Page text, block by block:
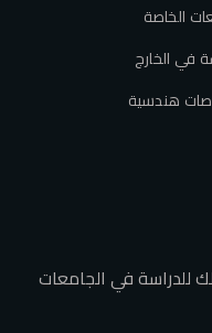
الخاصة
في الخارج
هندسية
للدراسة في الجامعات